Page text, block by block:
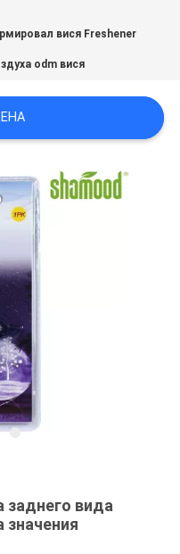
вися Freshener
odm вися
заднего вида